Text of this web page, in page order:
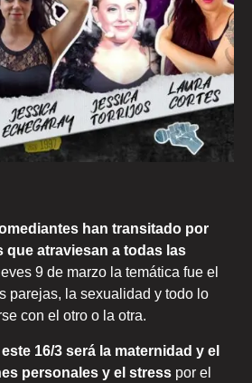
han transitado por
que atraviesan a todas las
9 de marzo la temática fue el
parejas, la sexualidad y todo lo
con el otro o la otra.
este 16/3 será la maternidad y el
personales y el stress por el